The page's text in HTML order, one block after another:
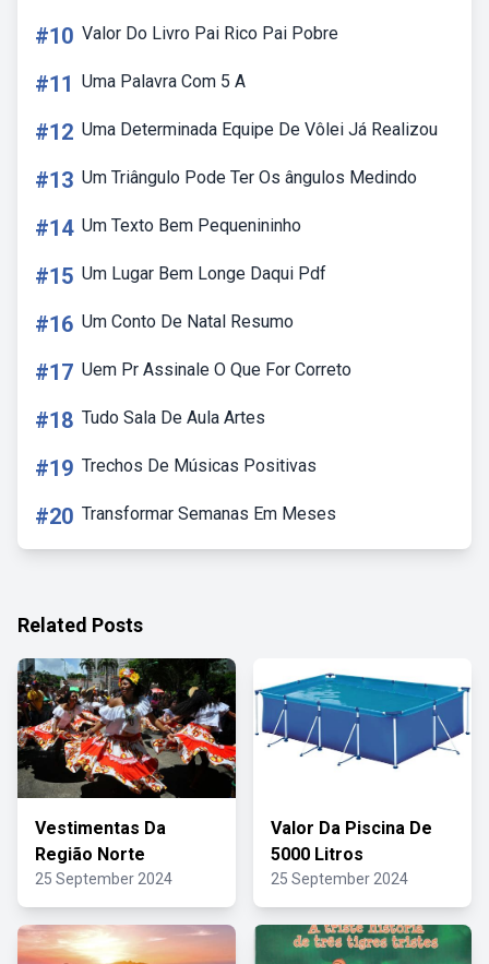
#10 Valor Do Livro Pai Rico Pai Pobre
#11 Uma Palavra Com 5 A
#12 Uma Determinada Equipe De Vôlei Já Realizou
#13 Um Triângulo Pode Ter Os ângulos Medindo
#14 Um Texto Bem Pequenininho
#15 Um Lugar Bem Longe Daqui Pdf
#16 Um Conto De Natal Resumo
#17 Uem Pr Assinale O Que For Correto
#18 Tudo Sala De Aula Artes
#19 Trechos De Músicas Positivas
#20 Transformar Semanas Em Meses
Related Posts
Vestimentas Da
Região Norte
25 September 2024
Valor Da Piscina De
5000 Litros
25 September 2024